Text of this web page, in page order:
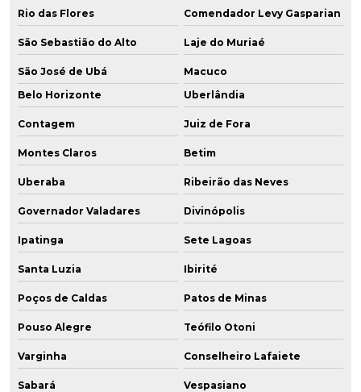
Rio das Flores Comendador Levy Gasparian
São Sebastião do Alto Laje do Muriaé
São José de Ubá
Macuco
Belo Horizonte
Uberlândia
Contagem Juiz de Fora
Montes Claros Betim
Uberaba Ribeirão das Neves
Governador Valadares Divinópolis
Ipatinga Sete Lagoas
Santa Luzia Ibirité
Poços de Caldas Patos de Minas
Pouso Alegre Teófilo Otoni
Varginha Conselheiro Lafaiete
Sabará Vespasiano